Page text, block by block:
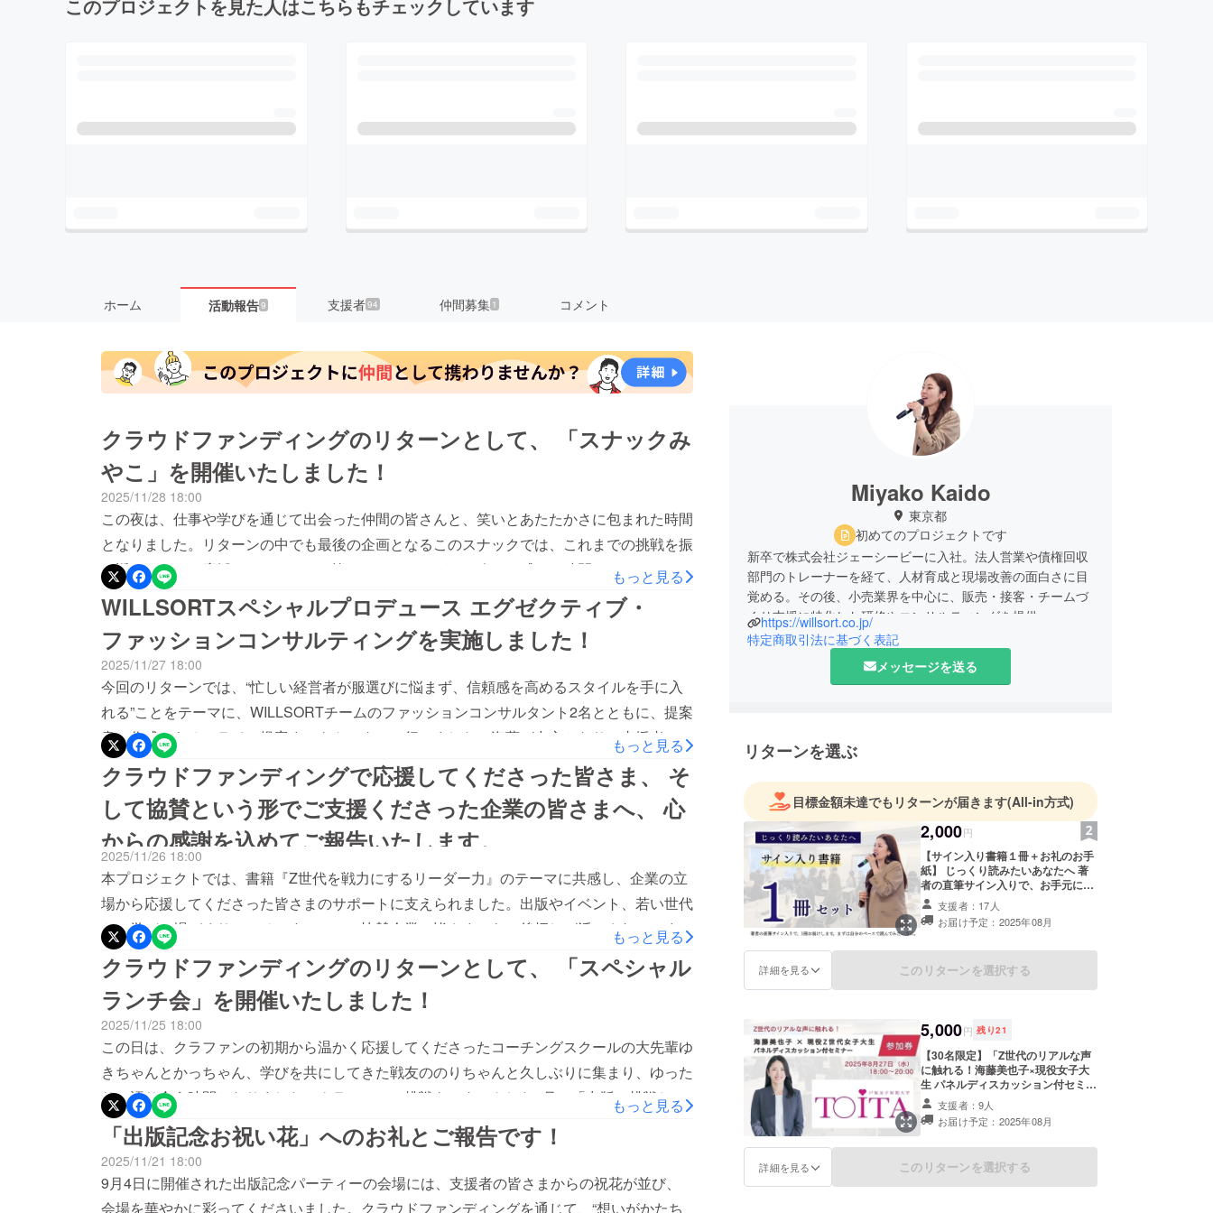
このプロジェクトを見た人はこちらもチェックしています
ホーム 活動報告9 支援者94 仲間募集 1 コメント
クラウドファンディングのリターンとして、 「スナックみ
やこ」を開催いたしました！
2025/11/28 18:00
この夜は、仕事や学びを通じて出会った仲間の皆さんと、笑いとあたたかさに包まれた時間
となりました。リターンの中でも最後の企画となるこのスナックでは、これまでの挑戦を振
り返りながら、応援してくださった皆さまとのつながりを改めて感じる時間となりました。
店内には終始笑い声が響き、会話の中から新しい出会いやアイデアが生まれる場面もありま
した。人が集い、語り合う時間には、人を元気にする力があることを改めて実感しました。
クラウドファンディングを通して学んだのは、“応援されること”のありがたさ、そして“応援
すること”が自分自身の力にもなるということ。このプロジェクトで生まれた応援の循環
が、活動を支え続ける原動力になっています。ご参加くださった皆さま、そしてこのプロ
ジェクトを応援してくださったすべての方に、心より感謝申し上げます。今後も
WILLSORTチームは、これからも、人と人が本音でつながり合える場を大切に育ててまい
ります。■ 書籍『Z世代を戦力にするリーダー力』の詳細は こちらからご覧いただけま
す。■海藤美也子のFacebookページは こちらからご覧いただけます。
もっと見る
WILLSORTスペシャルプロデュース エグゼクティブ・
ファッションコンサルティングを実施しました！
2025/11/27 18:00
今回のリターンでは、“忙しい経営者が服選びに悩まず、信頼感を高めるスタイルを手に入
れる”ことをテーマに、WILLSORTチームのファッションコンサルタント2名とともに、提案
書の作成からオンライン提案までをトータルで行いました。海藤が中心となり、支援者の方
のライフスタイルやお仕事の在り方、大切にしている価値観を丁寧にヒアリング。そこから
導き出されたのは、「時間を奪わない」「型で仕組み化する」「選ぶ負担を最小化する」と
いう3つの軸でした。装いを“思考の整理”と捉え、日常に無理なく取り入れられるスタイル
を、具体的なコーディネート提案として形にしました。提案書完成後は、チームで撮影を行
い、スタイリング提案の動画として支援者の方へお届けしました。ファッションは、単に見
た目を整えるものではなく、その人の魅力や想いを表現する大切な手段。今回のプロデュー
スを通して、装いから自分らしさを引き出すことの力を改めて感じる時間となりました。ご
支援くださった皆さま、そして共に企画・提案を担ったチームの仲間へ、心より感謝申し上
げます。WILLSORTチーム一同、今後も“人と組織の魅力を引き出し、未来をデザインす
る”活動を続けてまいります。■ 書籍『Z世代を戦力にするリーダー力』の詳細は こちらか
らご覧いただけます。■海藤美也子のFacebookページは こちらからご覧いただけます。
もっと見る
クラウドファンディングで応援してくださった皆さま、 そ
して協賛という形でご支援くださった企業の皆さまへ、 心
からの感謝を込めてご報告いたします。
2025/11/26 18:00
本プロジェクトでは、書籍『Z世代を戦力にするリーダー力』のテーマに共感し、企業の立
場から応援してくださった皆さまのサポートに支えられました。出版やイベント、若い世代
との学びの場づくり――そのすべてに、協賛企業の皆さまからの後押しが活かされていま
す。ご支援を通して、多くの方に「人を育てるリーダーシップ」を届けることができまし
た。クラウドファンディングを通じて、想いを共有し合える“パートナー”のような存在と出
会えたことは、海藤にとって何よりの財産です。今回の挑戦を通して、改めて「共創」とい
う言葉の意味を深く実感しました。世代や立場を越えて、人が人を育て、支え合いながら未
来をつくっていく。その輪が少しずつ広がっていることに、心からの感謝を感じています。
ご支援くださった企業の皆さま、そしてクラウドファンディングを通して応援してくださっ
たすべての方に、改めて心より御礼申し上げます。■ 書籍『Z世代を戦力にするリーダー
力』の詳細は こちらからご覧いただけます。■海藤美也子のFacebookページは こちらか
らご覧いただけます。
もっと見る
クラウドファンディングのリターンとして、 「スペシャル
ランチ会」を開催いたしました！
2025/11/25 18:00
この日は、クラファンの初期から温かく応援してくださったコーチングスクールの大先輩ゆ
きちゃんとかっちゃん、学びを共にしてきた戦友ののりちゃんと久しぶりに集まり、ゆった
りと語り合う時間となりました。クラファンの挑戦をスタートした7月。「出版に挑戦しま
す！」という投稿をした直後、最初に手を差し伸べてくださったのがこの方々でした。「支
援したよ！」というメッセージが届いた瞬間、不安や緊張の中にあった海藤の背中を、そっ
と押してくれました。ランチ会では、コーチングカードTOILABを使ったセッション体験
や、出版までの道のりを振り返るトークなど、笑顔と感謝に包まれたあたたかな時間が流れ
もっと見る
「出版記念お祝い花」へのお礼とご報告です！
2025/11/21 18:00
9月4日に開催された出版記念パーティーの会場には、支援者の皆さまからの祝花が並び、
会場を華やかに彩ってくださいました。クラウドファンディングを通じて、“想いがかたち
Miyako Kaido
東京都
初めてのプロジェクトです
新卒で株式会社ジェーシービーに入社。法人営業や債権回収
部門のトレーナーを経て、人材育成と現場改善の面白さに目
覚める。その後、小売業界を中心に、販売・接客・チームづ
くり支援に特化した研修やコンサルティングを提供。
2015年に独立し、WILLSORT株式会社を設立。
「現場から、店舗経営の未来を変える」を掲げ、リアル店舗
①店長力を育てる人材育成プログラム
③販売コンサルタントの養成講座
の3本を軸に活動中。
特に近年は、“言われたことをやる”から、“考えて成果を出
す”チームへの転換を支援する「育成のインフラづくり」に注
力。アパレル企業やサービスエリア運営会社など、業種を超
えた現場の改革をリードしている。
https://willsort.co.jp/
特定商取引法に基づく表記
メッセージを送る
リターンを選ぶ
目標金額未達でもリターンが届きます(All-in方式)
2,000円
【サイン入り書籍１冊＋お礼のお手
紙】 じっくり読みたいあなたへ 著
者の直筆サイン入りで、お手元に1
冊お届けします。まずは自分のペー
スで読んでみたい方に。 ■リターン
詳細 ・内容：直筆サイン入り書籍を
送のみ対応しております ・クリック
支援者：17人
お届け予定：2025年08月
詳細を見る このリターンを選択する
5,000円 残り21
【30名限定】「Z世代のリアルな声
に触れる！海藤美也子×現役女子大
生 パネルディスカッション付セミ
ナー参加券」 海藤がZ世代育成の専
門家として、現役Z世代である女子
大生とパネルセッションを行いま
くことや会社に対して何を期待して
いるのか などに対し、海藤との対話
支援者：9人
お届け予定：2025年08月
詳細を見る このリターンを選択する